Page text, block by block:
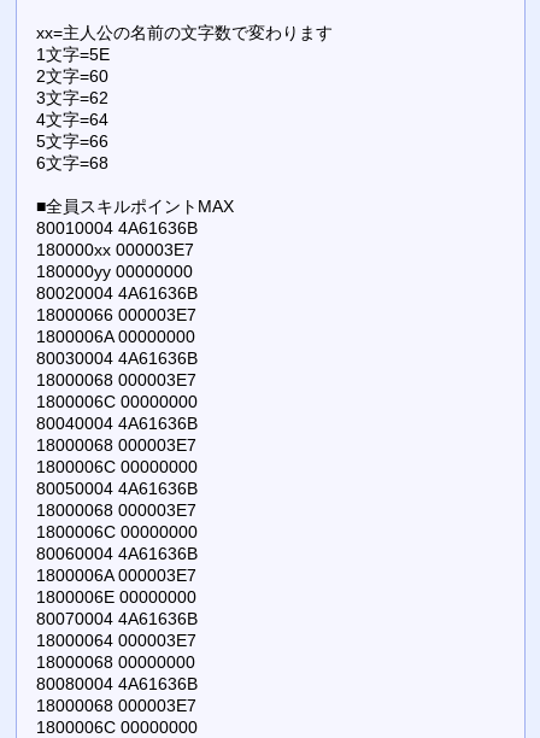
xx=主人公の名前の文字数で変わります
1文字=5E
2文字=60
3文字=62
4文字=64
5文字=66
6文字=68
■全員スキルポイントMAX
80010004 4A61636B
180000xx 000003E7
180000yy 00000000
80020004 4A61636B
18000066 000003E7
1800006A 00000000
80030004 4A61636B
18000068 000003E7
1800006C 00000000
80040004 4A61636B
18000068 000003E7
1800006C 00000000
80050004 4A61636B
18000068 000003E7
1800006C 00000000
80060004 4A61636B
1800006A 000003E7
1800006E 00000000
80070004 4A61636B
18000064 000003E7
18000068 00000000
80080004 4A61636B
18000068 000003E7
1800006C 00000000